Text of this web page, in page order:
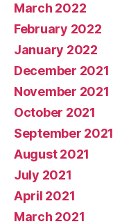
March 2022
February 2022
January 2022
December 2021
November 2021
October 2021
September 2021
August 2021
July 2021
April 2021
March 2021